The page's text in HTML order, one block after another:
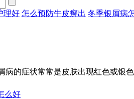
理好 怎么预防牛皮癣出 冬季银屑病
病的症状常常是皮肤出现红色或银
么好